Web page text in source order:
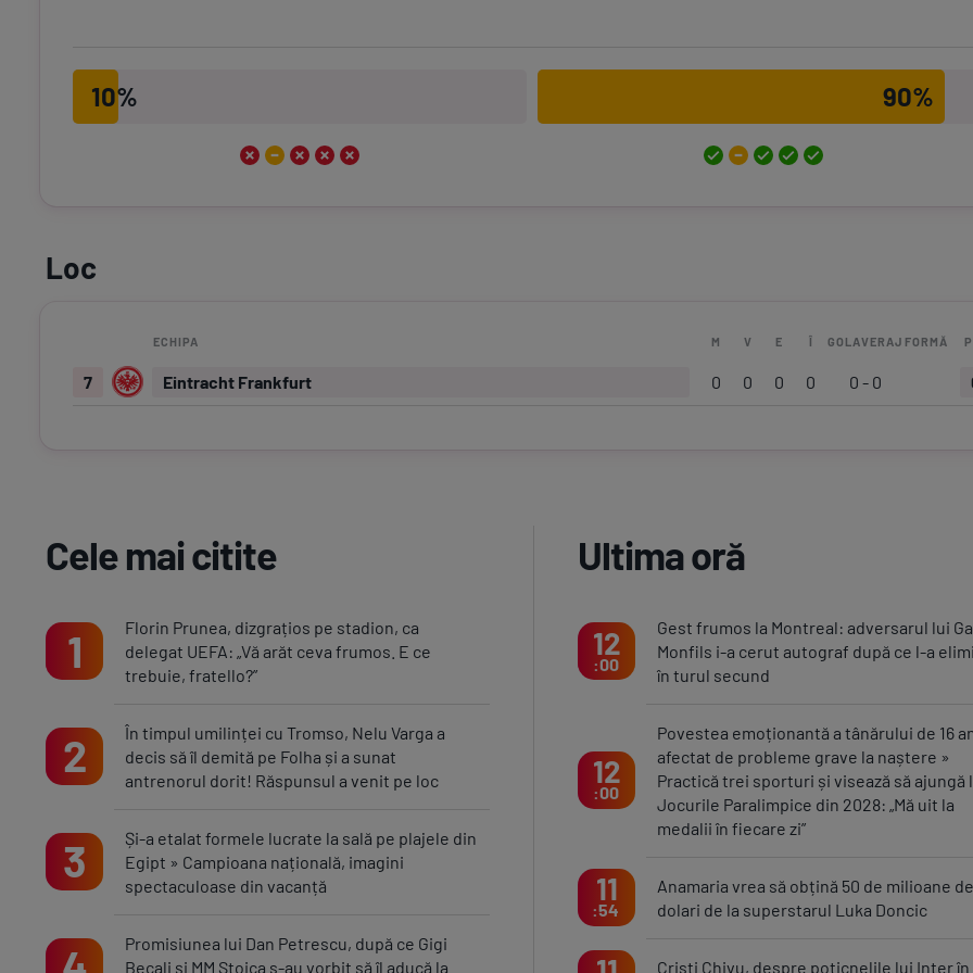
10% 90%
Loc
ECHIPA M V E Î GOLAVERAJ FORMĂ
7 Eintracht Frankfurt 0 0 0 0 0 - 0
Cele mai citite
1
Florin Prunea, dizgrațios pe stadion, ca
delegat UEFA: „Vă arăt ceva frumos. E ce
trebuie, fratello?”
2
În timpul umilinței cu Tromso, Nelu Varga a
decis să îl demită pe Folha și a sunat
antrenorul dorit! Răspunsul a venit pe loc
3
Și-a etalat formele lucrate la sală pe plajele din
Egipt » Campioana națională, imagini
spectaculoase din vacanță
Promisiunea lui Dan Petrescu, după ce Gigi
Becali și MM Stoica s-au vorbit să îl aducă la
Ultima oră
12
00
Gest frumos la Montreal: adversarul lui
Monfils i-a cerut autograf după ce l-a
în turul secund
12
00
Povestea emoționantă a tânărului de 16
afectat de probleme grave la naștere »
Practică trei sporturi și visează să ajungă
Jocurile Paralimpice din 2028: „Mă uit la
medalii în fiecare zi”
11
54
Anamaria vrea să obțină 50 de milioane de
dolari de la superstarul Luka Doncic
Cristi Chivu, despre poticnelile lui Inter în